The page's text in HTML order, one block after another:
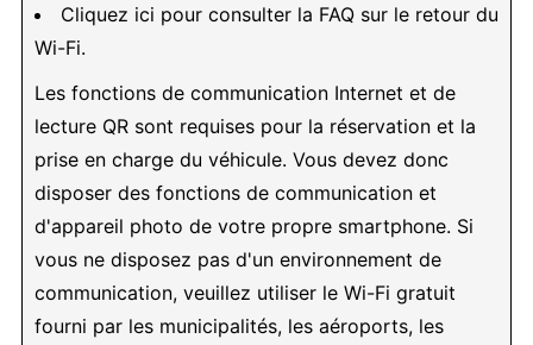
Cliquez ici pour consulter la FAQ sur le retour du
Wi-Fi.
Les fonctions de communication Internet et de
lecture QR sont requises pour la réservation et la
prise en charge du véhicule. Vous devez donc
disposer des fonctions de communication et
d'appareil photo de votre propre smartphone. Si
vous ne disposez pas d'un environnement de
communication, veuillez utiliser le Wi-Fi gratuit
fourni par les municipalités, les aéroports, les